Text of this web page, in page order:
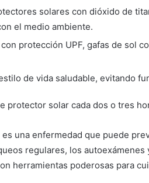
solares con dióxido de
el medio ambiente.
protección UPF, gafas de sol
de vida saludable, evitando
protector solar cada dos o tres
es una enfermedad que puede
regulares, los
herramientas poderosas para